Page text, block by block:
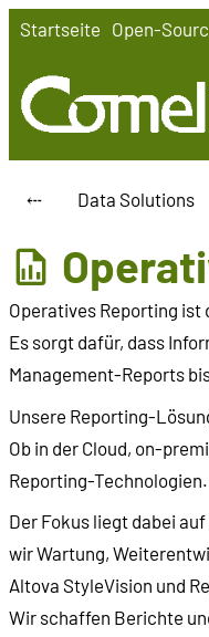
Zum
springen
Startseite Open-
⤎ Data Solutions
Operatives Reporting ist
Es sorgt dafür, dass
Management-Reports
Unsere Reporting-
Ob in der Cloud, on-
Reporting-Technologien.
Der Fokus liegt dabei
wir Wartung,
Altova StyleVision und
Wir schaffen Berichte